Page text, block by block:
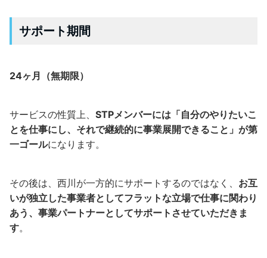
サポート期間
24ヶ月（無期限）
サービスの性質上、 STPメンバーには「自分のやりたいこ
とを仕事にし、それで継続的に事業展開できること」が第
一ゴールになります。
その後は、西川が一方的にサポートするのではなく、 お互
いが独立した事業者としてフラットな立場で仕事に関わり
あう、事業パートナーとしてサポートさせていただきま
す。